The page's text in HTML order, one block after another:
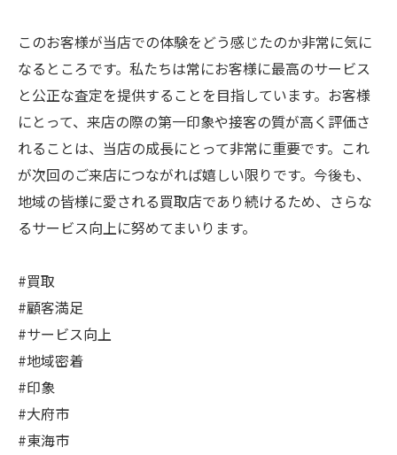
このお客様が当店での体験をどう感じたのか非常に気に
なるところです。私たちは常にお客様に最高のサービス
と公正な査定を提供することを目指しています。お客様
にとって、来店の際の第一印象や接客の質が高く評価さ
れることは、当店の成長にとって非常に重要です。これ
が次回のご来店につながれば嬉しい限りです。今後も、
地域の皆様に愛される買取店であり続けるため、さらな
るサービス向上に努めてまいります。
#買取
#顧客満足
#サービス向上
#地域密着
#印象
#大府市
#東海市